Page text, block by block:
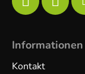
Kontakt